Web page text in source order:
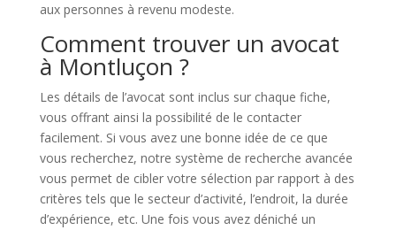
aux personnes à revenu modeste.
Comment trouver un avocat
à Montluçon ?
Les détails de l’avocat sont inclus sur chaque fiche,
vous offrant ainsi la possibilité de le contacter
facilement. Si vous avez une bonne idée de ce que
vous recherchez, notre système de recherche avancée
vous permet de cibler votre sélection par rapport à des
critères tels que le secteur d’activité, l’endroit, la durée
d’expérience, etc. Une fois vous avez déniché un